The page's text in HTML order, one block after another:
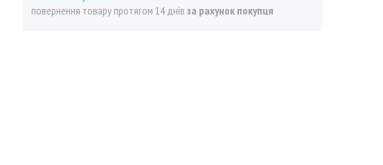
повернення товару протягом 14 днів за рахунок покупця